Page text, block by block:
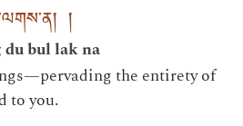
།
bul lak na
the entirety of
to you.